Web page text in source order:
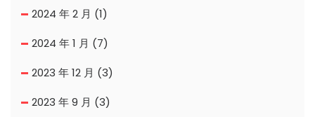
2024 年 2 月 (1)
2024 年 1 月 (7)
2023 年 12 月 (3)
2023 年 9 月 (3)